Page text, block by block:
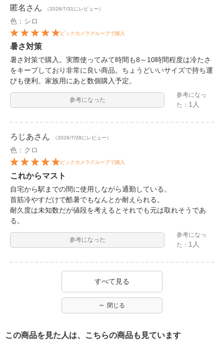
匿名 さん （2026/7/31にレビュー）
色：シロ
ビックカメラグループで購入
暑さ対策
暑さ対策で購入。実際使ってみて時間も8～10時間程度は冷たさ
をキープしており非常に良い商品。ちょうどいいサイズで持ち運
びも便利。家族用にあと数個購入予定。
参考になった
参考になっ
た： 1人
ろじあさん （2026/7/28にレビュー）
色：クロ
ビックカメラグループで購入
これからマスト
自宅から駅までの間に使用しながら通勤している。
首筋冷やすだけで酷暑でもなんとか耐えられる。
耐久度は未知数だが値段を考えるとそれでも元は取れそうであ
る。
参考になった
参考になっ
た： 1人
すべて見る
閉じる
この商品を見た人は、こちらの商品も見ています